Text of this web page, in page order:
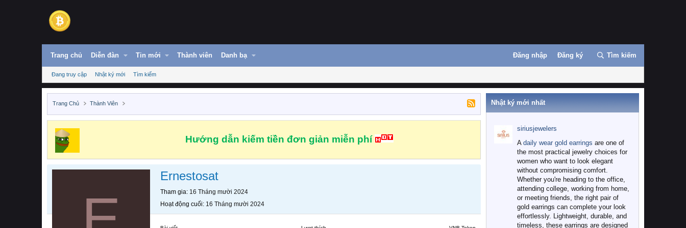
Trang chủ Diễn đàn Tin mới Thành viên Danh bạ Đăng nhập Đăng ký Tìm kiếm
Đang truy cập Nhật ký mới Tìm kiếm
Trang Chủ Thành Viên
Hướng dẫn kiếm tiền đơn giản miễn phí
Ernestosat
Tham gia 16 Tháng mười 2024
Hoạt động cuối 16 Tháng mười 2024
Nhật ký mới nhất
siriusjewelers
A daily wear gold earrings are one of
the most practical jewelry choices for
women who want to look elegant
without compromising comfort.
Whether you're heading to the office,
attending college, working from home,
or meeting friends, the right pair of
gold earrings can complete your look
effortlessly. Lightweight, durable, and
timeless, these earrings are designed